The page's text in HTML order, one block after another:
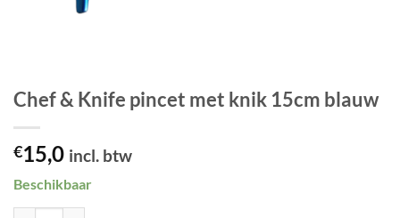
Chef & Knife pincet met knik 15cm blauw
€15,0 incl. btw
Beschikbaar